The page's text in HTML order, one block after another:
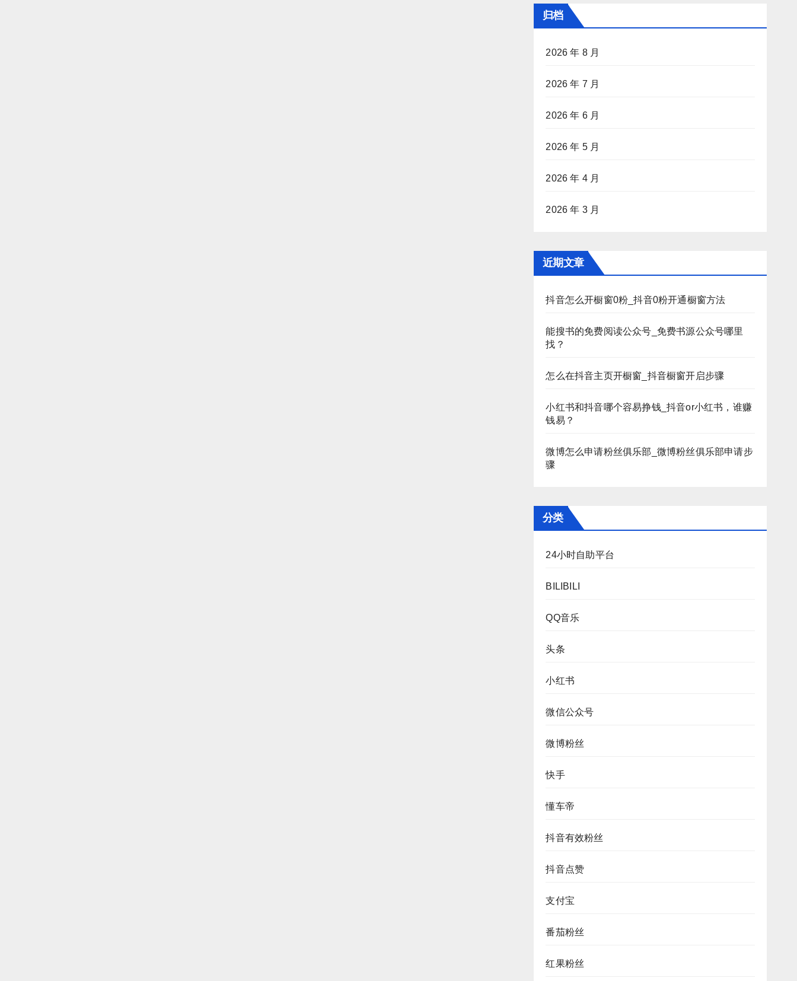
归档
2026 年 8 月
2026 年 7 月
2026 年 6 月
2026 年 5 月
2026 年 4 月
2026 年 3 月
近期文章
抖音怎么开橱窗0粉_抖音0粉开通橱窗方法
能搜书的免费阅读公众号_免费书源公众号哪里
找？
怎么在抖音主页开橱窗_抖音橱窗开启步骤
小红书和抖音哪个容易挣钱_抖音or小红书，谁赚
钱易？
微博怎么申请粉丝俱乐部_微博粉丝俱乐部申请步
骤
分类
24小时自助平台
BILIBILI
QQ音乐
头条
小红书
微信公众号
微博粉丝
快手
懂车帝
抖音有效粉丝
抖音点赞
支付宝
番茄粉丝
红果粉丝